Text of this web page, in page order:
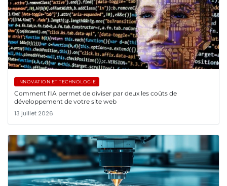
INNOVATION ET TECHNOLOGIE
Comment l'IA permet de diviser par deux les coûts de
développement de votre site web
13 juillet 2026